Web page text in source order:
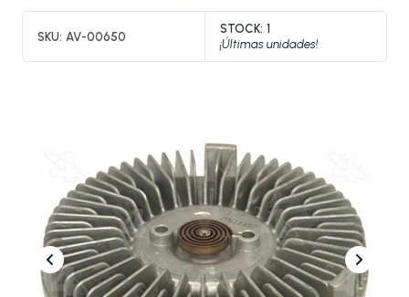
SKU: AV-00650
STOCK: 1
¡Últimas unidades!